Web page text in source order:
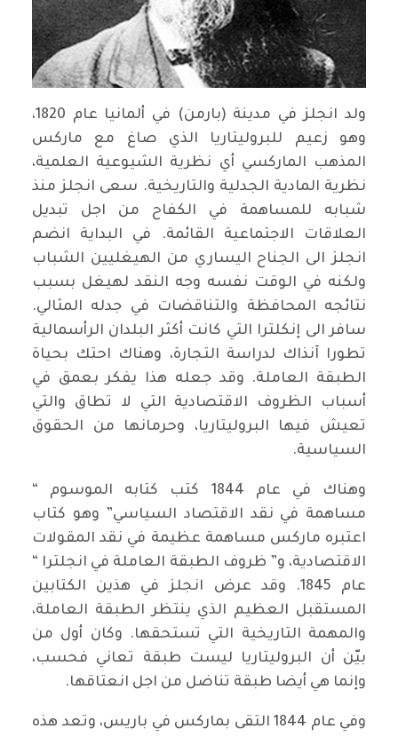
ولد انجلز في مدينة (بارمن) في ألمانيا عام 1820،
وهو زعيم للبروليتاريا الذي صاغ مع ماركس
المذهب الماركسي أي نظرية الشيوعية العلمية،
نظرية المادية الجدلية والتاريخية. سعى انجلز منذ
شبابه للمساهمة في الكفاح من اجل تبديل
العلاقات الاجتماعية القائمة. في البداية انضم
انجلز الى الجناح اليساري من الهيغليين الشباب
ولكنه في الوقت نفسه وجه النقد لهيغل بسبب
نتائجه المحافظة والتناقضات في جدله المثالي.
سافر الى إنكلترا التي كانت أكثر البلدان الرأسمالية
تطورا آنذاك لدراسة التجارة، وهناك احتك بحياة
الطبقة العاملة. وقد جعله هذا يفكر بعمق في
أسباب الظروف الاقتصادية التي لا تطاق والتي
تعيش فيها البروليتاريا، وحرمانها من الحقوق
السياسية.
وهناك في عام 1844 كتب كتابه الموسوم “
مساهمة في نقد الاقتصاد السياسي” وهو كتاب
اعتبره ماركس مساهمة عظيمة في نقد المقولات
الاقتصادية، و” ظروف الطبقة العاملة في انجلترا “
عام 1845. وقد عرض انجلز في هذين الكتابين
المستقبل العظيم الذي ينتظر الطبقة العاملة،
والمهمة التاريخية التي تستحقها. وكان أول من
بيّن أن البروليتاريا ليست طبقة تعاني فحسب،
وإنما هي أيضا طبقة تناضل من اجل انعتاقها.
وفي عام 1844 التقى بماركس في باريس، وتعد هذه